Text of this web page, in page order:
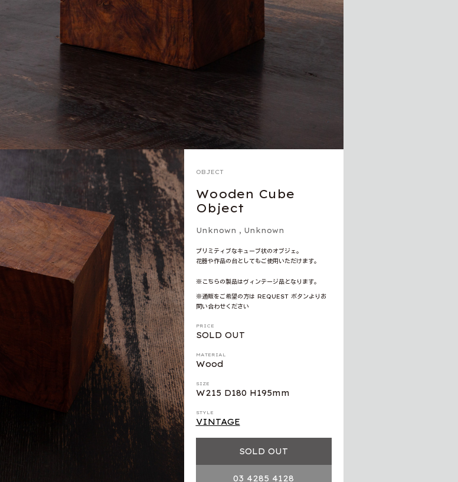
OBJECT
Wooden Cube
Object
Unknown , Unknown
プリミティブなキューブ状のオブジェ。
花器や作品の台としてもご使用いただけます。
※こちらの製品はヴィンテージ品となります。
※通販をご希望の方は REQUEST ボタンよりお
問い合わせください
PRICE
SOLD OUT
MATERIAL
Wood
SIZE
W215 D180 H195mm
STYLE
VINTAGE
SOLD OUT
03 4285 4128